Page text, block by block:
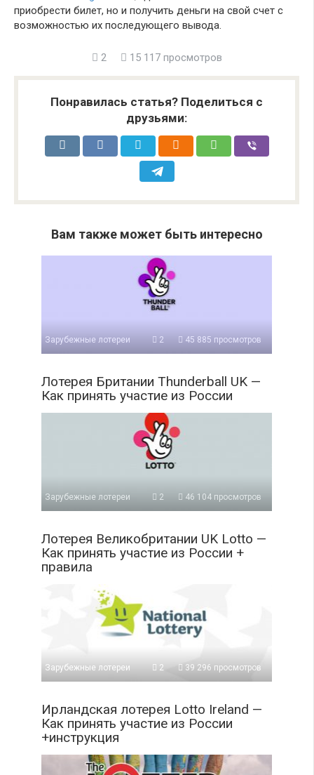
приобрести билет, но и получить деньги на свой счет с
возможностью их последующего вывода.
2 15 117 просмотров
Понравилась статья? Поделиться с
друзьями:
Вам также может быть интересно
Зарубежные лотереи 2 45 885 просмотров
Лотерея Британии Thunderball UK —
Как принять участие из России
Зарубежные лотереи 2 46 104 просмотров
Лотерея Великобритании UK Lotto —
Как принять участие из России +
правила
Зарубежные лотереи 2 39 296 просмотров
Ирландская лотерея Lotto Ireland —
Как принять участие из России
+инструкция